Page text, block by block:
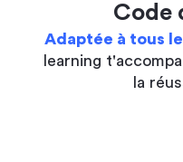
Code
Adaptée à tous
learning
la